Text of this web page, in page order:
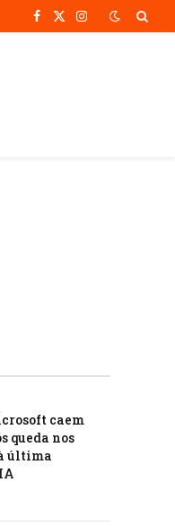
Facebook
X
Instagram
caem
queda nos
última